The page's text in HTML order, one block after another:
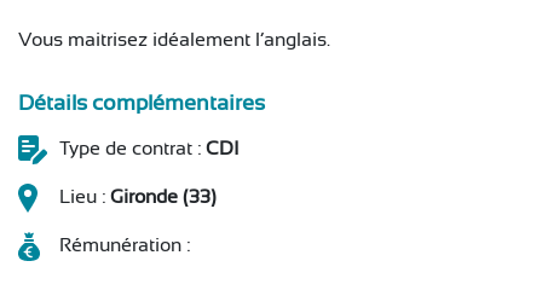
Vous maitrisez idéalement l’anglais.
Détails complémentaires
Type de contrat : CDI
Lieu : Gironde (33)
Rémunération :